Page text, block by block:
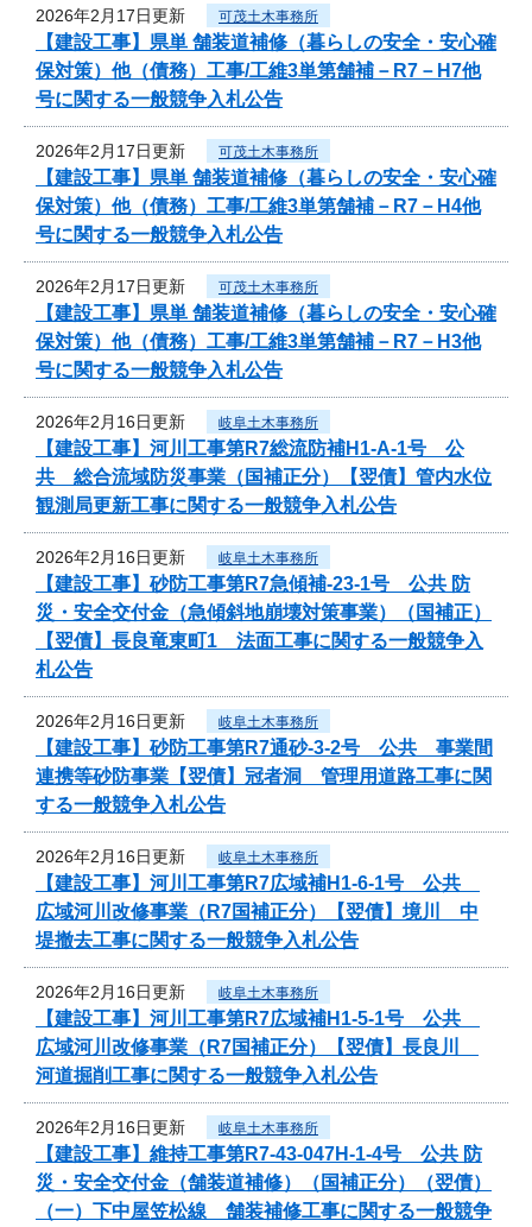
2026年2月17日更新 可茂土木事務所
【建設工事】県単 舗装道補修（暮らしの安全・安心確
保対策）他（債務）工事/工維3単第舗補－R7－H7他
号に関する一般競争入札公告
2026年2月17日更新 可茂土木事務所
【建設工事】県単 舗装道補修（暮らしの安全・安心確
保対策）他（債務）工事/工維3単第舗補－R7－H4他
号に関する一般競争入札公告
2026年2月17日更新 可茂土木事務所
【建設工事】県単 舗装道補修（暮らしの安全・安心確
保対策）他（債務）工事/工維3単第舗補－R7－H3他
号に関する一般競争入札公告
2026年2月16日更新 岐阜土木事務所
【建設工事】河川工事第R7総流防補H1-A-1号 公
共 総合流域防災事業（国補正分）【翌債】管内水位
観測局更新工事に関する一般競争入札公告
2026年2月16日更新 岐阜土木事務所
【建設工事】砂防工事第R7急傾補-23-1号 公共 防
災・安全交付金（急傾斜地崩壊対策事業）（国補正）
【翌債】長良竜東町1 法面工事に関する一般競争入
札公告
2026年2月16日更新 岐阜土木事務所
【建設工事】砂防工事第R7通砂-3-2号 公共 事業間
連携等砂防事業【翌債】冠者洞 管理用道路工事に関
する一般競争入札公告
2026年2月16日更新 岐阜土木事務所
【建設工事】河川工事第R7広域補H1-6-1号 公共
広域河川改修事業（R7国補正分）【翌債】境川 中
堤撤去工事に関する一般競争入札公告
2026年2月16日更新 岐阜土木事務所
【建設工事】河川工事第R7広域補H1-5-1号 公共
広域河川改修事業（R7国補正分）【翌債】長良川
河道掘削工事に関する一般競争入札公告
2026年2月16日更新 岐阜土木事務所
【建設工事】維持工事第R7-43-047H-1-4号 公共 防
災・安全交付金（舗装道補修）（国補正分）（翌債）
（一）下中屋笠松線 舗装補修工事に関する一般競争